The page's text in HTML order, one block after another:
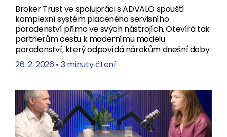
Broker Trust ve spolupráci s ADVALO spouští
komplexní systém placeného servisního
poradenství přímo ve svých nástrojích. Otevírá tak
partnerům cestu k modernímu modelu
poradenství, který odpovídá nárokům dnešní doby.
26. 2. 2026 • 3 minuty čtení